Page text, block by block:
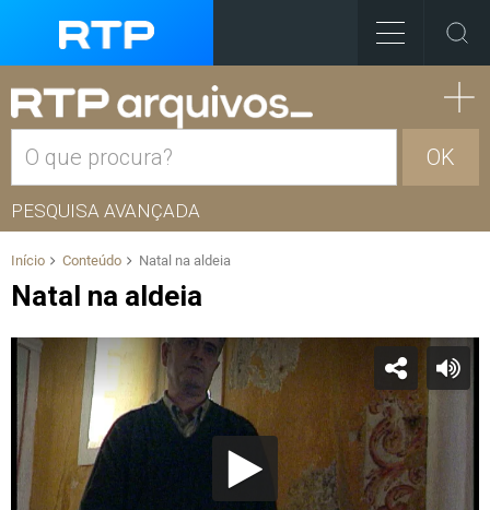
OK
PESQUISA AVANÇADA
Início Conteúdo Natal na aldeia
Natal na aldeia